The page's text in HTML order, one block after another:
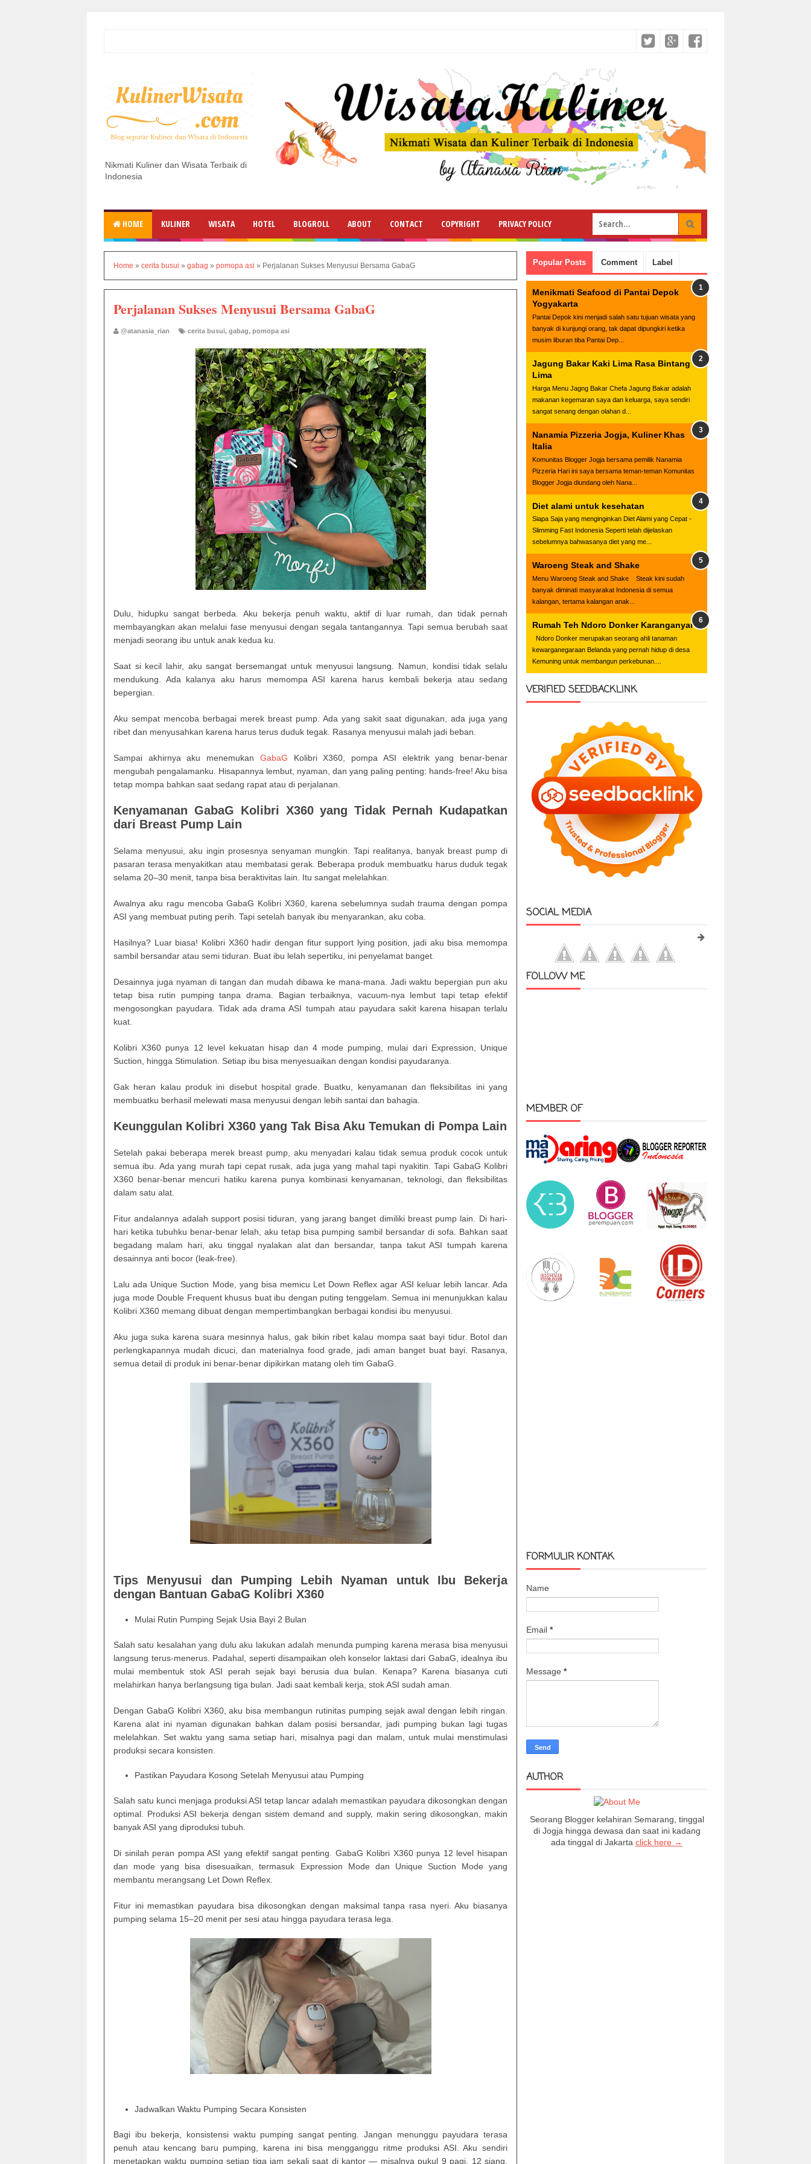
Nikmati Kuliner dan Wisata Terbaik di
Indonesia
HOME KULINER WISATA HOTEL BLOGROLL ABOUT CONTACT COPYRIGHT PRIVACY POLICY
Home » cerita busui » gabag » pomopa asi » Perjalanan Sukses Menyusui Bersama GabaG
Perjalanan Sukses Menyusui Bersama GabaG
@atanasia_rian cerita busui, gabag, pomopa asi
Dulu, hidupku sangat berbeda. Aku bekerja penuh waktu, aktif di luar rumah, dan tidak pernah
membayangkan akan melalui fase menyusui dengan segala tantangannya. Tapi semua berubah saat
menjadi seorang ibu untuk anak kedua ku.
Saat si kecil lahir, aku sangat bersemangat untuk menyusui langsung. Namun, kondisi tidak selalu
mendukung. Ada kalanya aku harus memompa ASI karena harus kembali bekerja atau sedang
bepergian.
Aku sempat mencoba berbagai merek breast pump. Ada yang sakit saat digunakan, ada juga yang
ribet dan menyusahkan karena harus terus duduk tegak. Rasanya menyusui malah jadi beban.
Sampai akhirnya aku menemukan GabaG Kolibri X360, pompa ASI elektrik yang benar-benar
mengubah pengalamanku. Hisapannya lembut, nyaman, dan yang paling penting: hands-free! Aku bisa
tetap mompa bahkan saat sedang rapat atau di perjalanan.
Kenyamanan GabaG Kolibri X360 yang Tidak Pernah Kudapatkan
dari Breast Pump Lain
Selama menyusui, aku ingin prosesnya senyaman mungkin. Tapi realitanya, banyak breast pump di
pasaran terasa menyakitkan atau membatasi gerak. Beberapa produk membuatku harus duduk tegak
selama 20–30 menit, tanpa bisa beraktivitas lain. Itu sangat melelahkan.
Awalnya aku ragu mencoba GabaG Kolibri X360, karena sebelumnya sudah trauma dengan pompa
ASI yang membuat puting perih. Tapi setelah banyak ibu menyarankan, aku coba.
Hasilnya? Luar biasa! Kolibri X360 hadir dengan fitur support lying position, jadi aku bisa memompa
sambil bersandar atau semi tiduran. Buat ibu lelah sepertiku, ini penyelamat banget.
Desainnya juga nyaman di tangan dan mudah dibawa ke mana-mana. Jadi waktu bepergian pun aku
tetap bisa rutin pumping tanpa drama. Bagian terbaiknya, vacuum-nya lembut tapi tetap efektif
mengosongkan payudara. Tidak ada drama ASI tumpah atau payudara sakit karena hisapan terlalu
kuat.
Kolibri X360 punya 12 level kekuatan hisap dan 4 mode pumping, mulai dari Expression, Unique
Suction, hingga Stimulation. Setiap ibu bisa menyesuaikan dengan kondisi payudaranya.
Gak heran kalau produk ini disebut hospital grade. Buatku, kenyamanan dan fleksibilitas ini yang
membuatku berhasil melewati masa menyusui dengan lebih santai dan bahagia.
Keunggulan Kolibri X360 yang Tak Bisa Aku Temukan di Pompa Lain
Setelah pakai beberapa merek breast pump, aku menyadari kalau tidak semua produk cocok untuk
semua ibu. Ada yang murah tapi cepat rusak, ada juga yang mahal tapi nyakitin. Tapi GabaG Kolibri
X360 benar-benar mencuri hatiku karena punya kombinasi kenyamanan, teknologi, dan fleksibilitas
dalam satu alat.
Fitur andalannya adalah support posisi tiduran, yang jarang banget dimiliki breast pump lain. Di hari-
hari ketika tubuhku benar-benar lelah, aku tetap bisa pumping sambil bersandar di sofa. Bahkan saat
begadang malam hari, aku tinggal nyalakan alat dan bersandar, tanpa takut ASI tumpah karena
desainnya anti bocor (leak-free).
Lalu ada Unique Suction Mode, yang bisa memicu Let Down Reflex agar ASI keluar lebih lancar. Ada
juga mode Double Frequent khusus buat ibu dengan puting tenggelam. Semua ini menunjukkan kalau
Kolibri X360 memang dibuat dengan mempertimbangkan berbagai kondisi ibu menyusui.
Aku juga suka karena suara mesinnya halus, gak bikin ribet kalau mompa saat bayi tidur. Botol dan
perlengkapannya mudah dicuci, dan materialnya food grade, jadi aman banget buat bayi. Rasanya,
semua detail di produk ini benar-benar dipikirkan matang oleh tim GabaG.
Tips Menyusui dan Pumping Lebih Nyaman untuk Ibu Bekerja
dengan Bantuan GabaG Kolibri X360
Mulai Rutin Pumping Sejak Usia Bayi 2 Bulan
Salah satu kesalahan yang dulu aku lakukan adalah menunda pumping karena merasa bisa menyusui
langsung terus-menerus. Padahal, seperti disampaikan oleh konselor laktasi dari GabaG, idealnya ibu
mulai membentuk stok ASI perah sejak bayi berusia dua bulan. Kenapa? Karena biasanya cuti
melahirkan hanya berlangsung tiga bulan. Jadi saat kembali kerja, stok ASI sudah aman.
Dengan GabaG Kolibri X360, aku bisa membangun rutinitas pumping sejak awal dengan lebih ringan.
Karena alat ini nyaman digunakan bahkan dalam posisi bersandar, jadi pumping bukan lagi tugas
melelahkan. Set waktu yang sama setiap hari, misalnya pagi dan malam, untuk mulai menstimulasi
produksi secara konsisten.
Pastikan Payudara Kosong Setelah Menyusui atau Pumping
Salah satu kunci menjaga produksi ASI tetap lancar adalah memastikan payudara dikosongkan dengan
optimal. Produksi ASI bekerja dengan sistem demand and supply, makin sering dikosongkan, makin
banyak ASI yang diproduksi tubuh.
Di sinilah peran pompa ASI yang efektif sangat penting. GabaG Kolibri X360 punya 12 level hisapan
dan mode yang bisa disesuaikan, termasuk Expression Mode dan Unique Suction Mode yang
membantu merangsang Let Down Reflex.
Fitur ini memastikan payudara bisa dikosongkan dengan maksimal tanpa rasa nyeri. Aku biasanya
pumping selama 15–20 menit per sesi atau hingga payudara terasa lega.
Jadwalkan Waktu Pumping Secara Konsisten
Bagi ibu bekerja, konsistensi waktu pumping sangat penting. Jangan menunggu payudara terasa
penuh atau kencang baru pumping, karena ini bisa mengganggu ritme produksi ASI. Aku sendiri
menetapkan waktu pumping setiap tiga jam sekali saat di kantor — misalnya pukul 9 pagi, 12 siang,
Popular Posts Comment Label
Menikmati Seafood di Pantai Depok
Yogyakarta
Pantai Depok kini menjadi salah satu tujuan wisata yang
banyak di kunjungi orang, tak dapat dipungkiri ketika
musim liburan tiba Pantai Dep...
Jagung Bakar Kaki Lima Rasa Bintang
Lima
Harga Menu Jagng Bakar Chefa Jagung Bakar adalah
makanan kegemaran saya dan keluarga, saya sendiri
sangat senang dengan olahan d...
Nanamia Pizzeria Jogja, Kuliner Khas
Italia
Komunitas Blogger Jogja bersama pemilik Nanamia
Pizzeria Hari ini saya bersama teman-teman Komunitas
Blogger Jogja diundang oleh Nana...
Diet alami untuk kesehatan
Siapa Saja yang menginginkan Diet Alami yang Cepat -
Slimming Fast Indonesia Seperti telah dijelaskan
sebelumnya bahwasanya diet yang me...
Waroeng Steak and Shake
Menu Waroeng Steak and Shake Steak kini sudah
banyak diminati masyarakat Indonesia di semua
kalangan, tertama kalangan anak...
Rumah Teh Ndoro Donker Karanganyar
Ndoro Donker merupakan seorang ahli tanaman
kewarganegaraan Belanda yang pernah hidup di desa
Kemuning untuk membangun perkebunan....
VERIFIED SEEDBACKLINK
SOCIAL MEDIA
FOLLOW ME
MEMBER OF
FORMULIR KONTAK
Name
Email *
Message *
AUTHOR
Seorang Blogger kelahiran Semarang, tinggal
di Jogja hingga dewasa dan saat ini kadang
ada tinggal di Jakarta click here →